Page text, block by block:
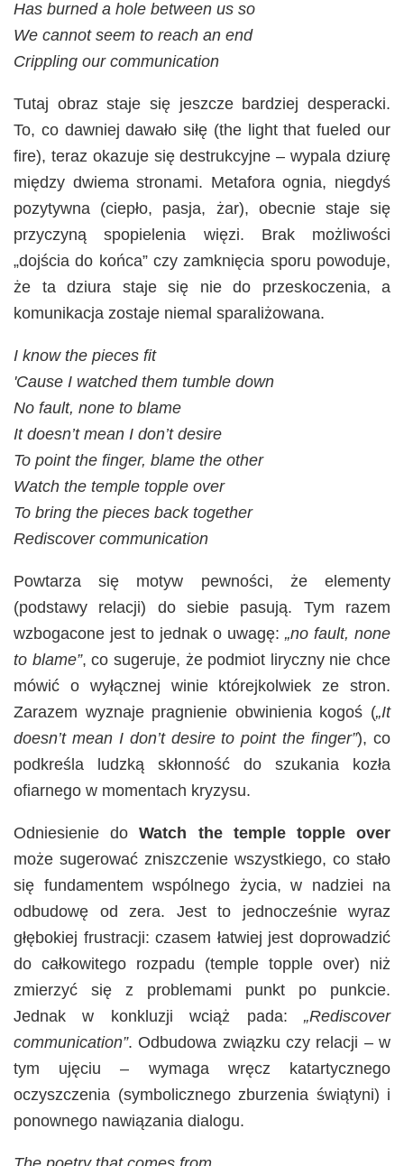
Has burned a hole between us so
We cannot seem to reach an end
Crippling our communication
Tutaj obraz staje się jeszcze bardziej desperacki.
To, co dawniej dawało siłę (the light that fueled our
fire), teraz okazuje się destrukcyjne – wypala dziurę
między dwiema stronami. Metafora ognia, niegdyś
pozytywna (ciepło, pasja, żar), obecnie staje się
przyczyną spopielenia więzi. Brak możliwości
„dojścia do końca” czy zamknięcia sporu powoduje,
że ta dziura staje się nie do przeskoczenia, a
komunikacja zostaje niemal sparaliżowana.
I know the pieces fit
'Cause I watched them tumble down
No fault, none to blame
It doesn’t mean I don’t desire
To point the finger, blame the other
Watch the temple topple over
To bring the pieces back together
Rediscover communication
Powtarza się motyw pewności, że elementy
(podstawy relacji) do siebie pasują. Tym razem
wzbogacone jest to jednak o uwagę: „no fault, none
to blame”, co sugeruje, że podmiot liryczny nie chce
mówić o wyłącznej winie którejkolwiek ze stron.
Zarazem wyznaje pragnienie obwinienia kogoś („It
doesn’t mean I don’t desire to point the finger”), co
podkreśla ludzką skłonność do szukania kozła
ofiarnego w momentach kryzysu.
Odniesienie doWatch the temple topple over
może sugerować zniszczenie wszystkiego, co stało
się fundamentem wspólnego życia, w nadziei na
odbudowę od zera. Jest to jednocześnie wyraz
głębokiej frustracji: czasem łatwiej jest doprowadzić
do całkowitego rozpadu (temple topple over) niż
zmierzyć się z problemami punkt po punkcie.
Jednak w konkluzji wciąż pada: „Rediscover
communication”. Odbudowa związku czy relacji – w
tym ujęciu – wymaga wręcz katartycznego
oczyszczenia (symbolicznego zburzenia świątyni) i
ponownego nawiązania dialogu.